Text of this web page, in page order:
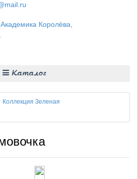
Королёва,
Каталог
Коллекция Зеленая